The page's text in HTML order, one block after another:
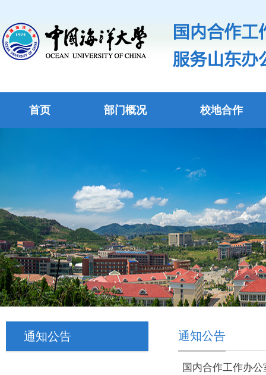
首页 部门概况 校地合作
通知公告 通知公告
国内合作工作办